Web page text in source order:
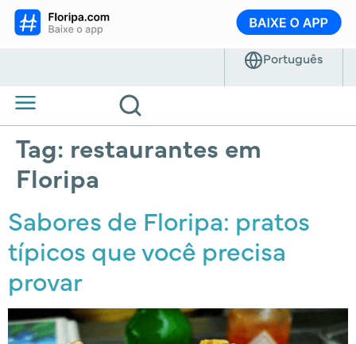
Tag: restaurantes em
Floripa
Sabores de Floripa: pratos
típicos que você precisa
provar